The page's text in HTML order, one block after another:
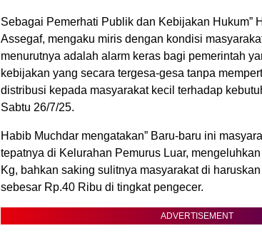
Sebagai Pemerhati Publik dan Kebijakan Hukum”
Assegaf, mengaku miris dengan kondisi
menurutnya adalah alarm keras bagi pemerintah
kebijakan yang secara tergesa-gesa tanpa
distribusi kepada masyarakat kecil terhadap
Sabtu 26/7/25.
Habib Muchdar mengatakan” Baru-baru ini
tepatnya di Kelurahan Pemurus Luar,
Kg, bahkan saking sulitnya masyarakat di
sebesar Rp.40 Ribu di tingkat pengecer.
ADVERTISEMENT